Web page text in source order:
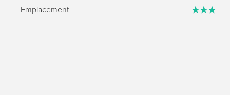
Emplacement